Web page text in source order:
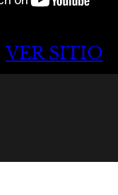
VER SITIO